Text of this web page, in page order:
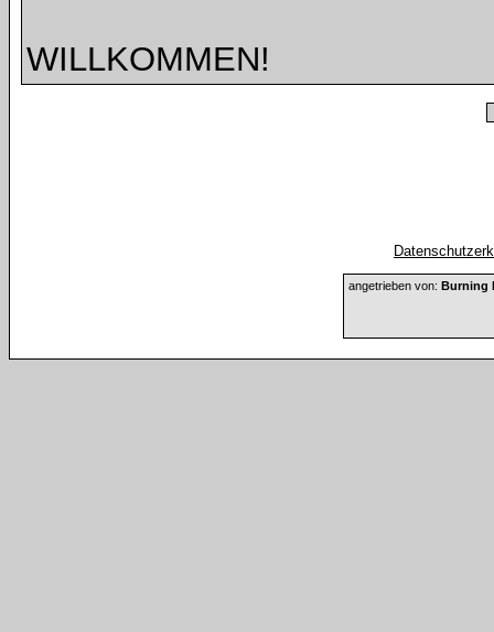
WILLKOMMEN!
angetrieben von: Burning